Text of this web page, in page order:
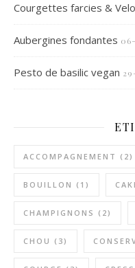
Courgettes farcies &
Aubergines fondantes
Pesto de basilic vegan
ACCOMPAGNEMENT (2)
BOUILLON (1)
CHAMPIGNONS (2)
CHOU (3)